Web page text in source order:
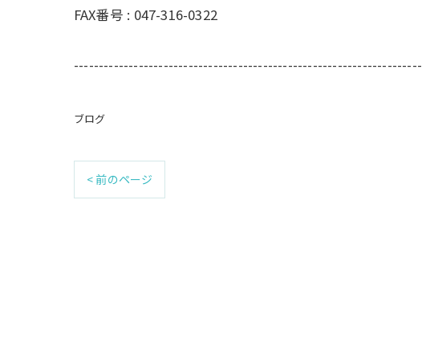
FAX番号 : 047-316-0322
----------------------------------------------------------------------
ブログ
< 前のページ